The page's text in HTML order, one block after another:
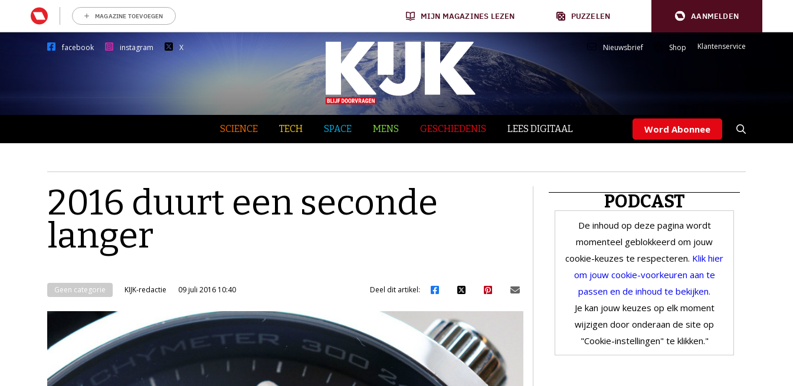
MAGAZINE TOEVOEGEN MIJN MAGAZINES LEZEN PUZZELEN AANMELDEN
facebook instagram X Nieuwsbrief Shop Klantenservice
SCIENCE TECH SPACE MENS GESCHIEDENIS LEES DIGITAAL Word Abonnee
2016 duurt een seconde
langer
Geen categorie KIJK-redactie 09 juli 2016 10:40 Deel dit artikel:
PODCAST
De inhoud op deze pagina wordt
momenteel geblokkeerd om jouw
cookie-keuzes te respecteren. Klik hier
om jouw cookie-voorkeuren aan te
passen en de inhoud te bekijken.
Je kan jouw keuzes op elk moment
wijzigen door onderaan de site op
"Cookie-instellingen" te klikken."